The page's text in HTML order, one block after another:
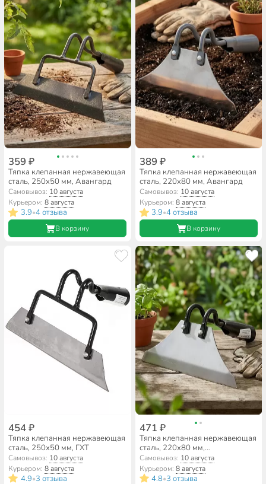
359 ₽
Тяпка клепанная нержавеющая
сталь, 250х50 мм, Авангард
Самовывоз: 10 августа
Курьером:8 августа
3.9•4 отзыва
В корзину
389 ₽
Тяпка клепанная нержавеющая
сталь, 220х80 мм, Авангард
Самовывоз: 10 августа
Курьером: 8 августа
3.9•4 отзыва
В корзину
454 ₽
Тяпка клепанная нержавеющая
сталь, 250х50 мм, ГХТ
Самовывоз: 10 августа
Курьером:8 августа
4.9•3 отзыва
471 ₽
Тяпка клепанная нержавеющая
сталь, 220х80 мм,
универсальная, ГХТ
Самовывоз: 10 августа
Курьером: 8 августа
4.8•3 отзыва